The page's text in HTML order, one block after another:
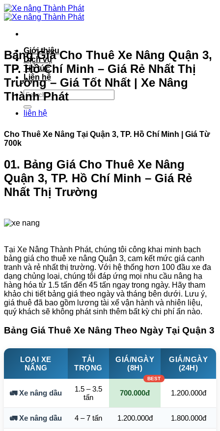
Bỏ
qua
dung
Giới thiệu
Dịch vụ
Tin tức
Liên hệ
liên hệ
Bảng Giá Cho Thuê Xe Nâng Quận 3,
TP. Hồ Chí Minh – Giá Rẻ Nhất Thị
Trường – Giá Tốt Nhất | Xe Nâng
Thành Phát
Cho Thuê Xe Nâng Tại Quận 3, TP. Hồ Chí Minh | Giá Từ
700k
01. Bảng Giá Cho Thuê Xe Nâng
Quận 3, TP. Hồ Chí Minh – Giá Rẻ
Nhất Thị Trường
Tại Xe Nâng Thành Phát, chúng tôi công khai minh bạch
bảng giá cho thuê xe nâng Quận 3, cam kết mức giá cạnh
tranh và rẻ nhất thị trường. Với hệ thống hơn 100 đầu xe đa
dạng chủng loại, chúng tôi đáp ứng mọi nhu cầu nâng hạ
hàng hóa từ 1.5 tấn đến 45 tấn ngay trong ngày. Hãy tham
khảo chi tiết bảng giá theo ngày và tháng bên dưới. Lưu ý,
giá thuê đã bao gồm lương tài xế vận hành và nhiên liệu,
quý khách sẽ không phát sinh thêm bất kỳ chi phí ẩn nào.
Bảng Giá Thuê Xe Nâng Theo Ngày Tại Quận 3
LOẠI XE
NÂNG
TẢI
TRỌNG
GIÁ/NGÀY
(8H)
GIÁ/NGÀY
(24H)
🚛 Xe nâng dầu
1.5 – 3.5
tấn
700.000đ 1.200.000đ
🚛 Xe nâng dầu 4 – 7 tấn 1.200.000đ 1.800.000đ